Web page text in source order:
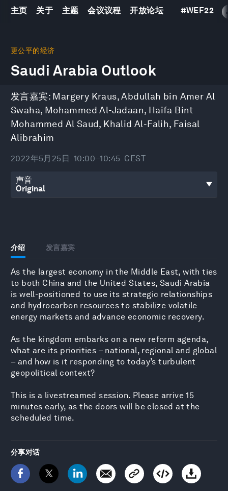
主页 关于 主题 会议议程 开放论坛 #WEF22
更公平的经济
Saudi Arabia Outlook
发言嘉宾: Margery Kraus,Abdullah bin Amer Al
Swaha, Mohammed Al-Jadaan, Haifa Bint
Mohammed Al Saud, Khalid Al-Falih, Faisal
Alibrahim
2022年5月25日 10:00–10:45 CEST
声音
介绍 发言嘉宾
As the largest economy in the Middle East, with ties
to both China and the United States, Saudi Arabia
is well-positioned to use its strategic relationships
and hydrocarbon resources to stabilize volatile
energy markets and advance economic recovery.
As the kingdom embarks on a new reform agenda,
what are its priorities – national, regional and global
– and how is it responding to today’s turbulent
geopolitical context?
This is a livestreamed session. Please arrive 15
minutes early, as the doors will be closed at the
scheduled time.
分享对话
seconds
48
minutes,
seconds